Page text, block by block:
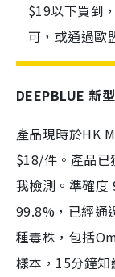
$19以下買到
可，或通過歐
DEEPBLUE 新
產品現時於HK
$18/件。產品已
我檢測。準確度
99.8%，已經通
種毒株，包括
樣本，15分鐘知